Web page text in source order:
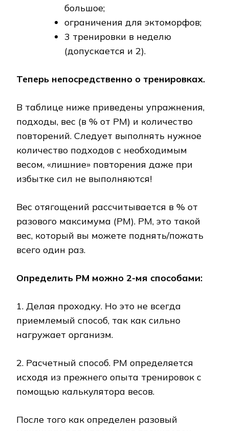
большое;
ограничения для эктоморфов;
3 тренировки в неделю
(допускается и 2).
Теперь непосредственно о тренировках.
В таблице ниже приведены упражнения,
подходы, вес (в % от РМ) и количество
повторений. Следует выполнять нужное
количество подходов с необходимым
весом, «лишние» повторения даже при
избытке сил не выполняются!
Вес отягощений рассчитывается в % от
разового максимума (РМ). РМ, это такой
вес, который вы можете поднять/пожать
всего один раз.
Определить РМ можно 2-мя способами:
1. Делая проходку. Но это не всегда
приемлемый способ, так как сильно
нагружает организм.
2. Расчетный способ. РМ определяется
исходя из прежнего опыта тренировок с
помощью калькулятора весов.
После того как определен разовый